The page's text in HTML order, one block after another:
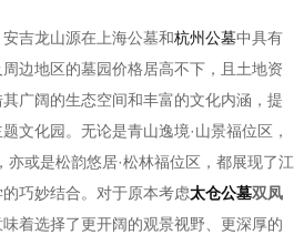
吉龙山源在上海公墓和杭州公墓中具有
边地区的墓园价格居高不下，且土地资
广阔的生态空间和丰富的文化内涵，提
文化园。无论是青山逸境·山景福位区，
亦或是松韵悠居·松林福位区，都展现了江
巧妙结合。对于原本考虑太仓公墓双凤
着选择了更开阔的观景视野、更深厚的